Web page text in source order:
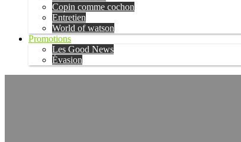
Copin comme cochon
Entretien
World of watson
Promotions
Les Good News
Évasion